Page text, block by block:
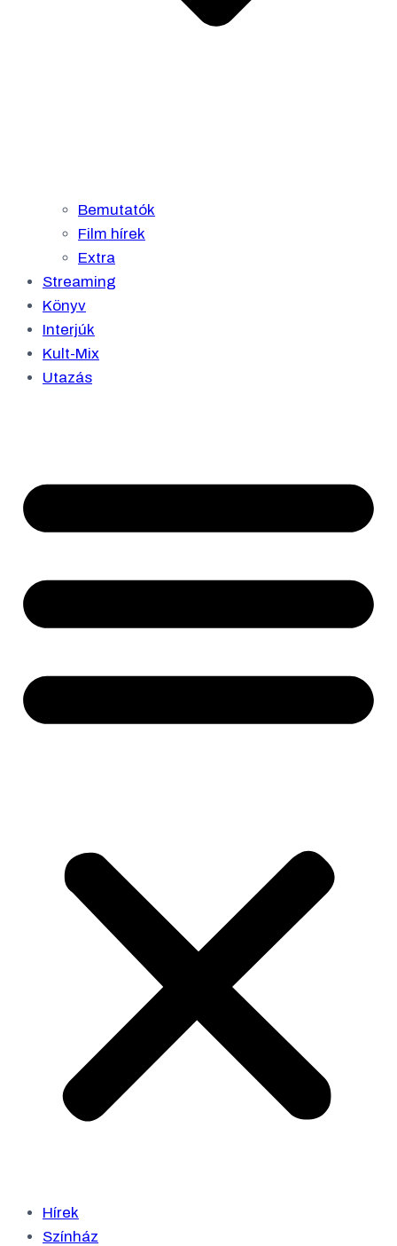
Bemutatók
Film hírek
Extra
Streaming
Könyv
Interjúk
Kult-Mix
Utazás
Hírek
Színház